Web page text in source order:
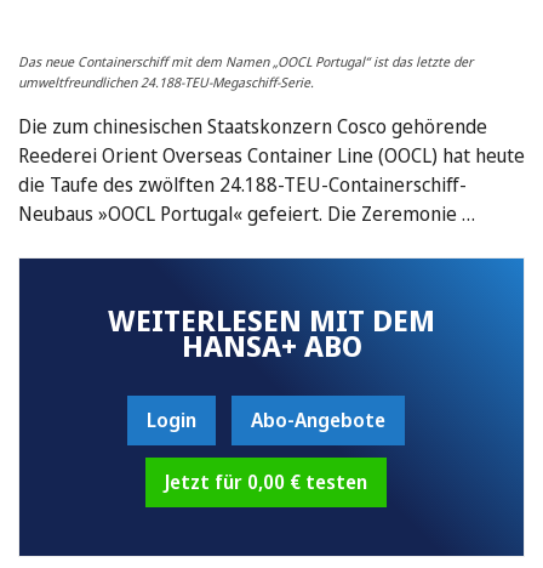
Das neue Containerschiff mit dem Namen „OOCL Portugal“ ist das letzte der
umweltfreundlichen 24.188-TEU-Megaschiff-Serie.
Die zum chinesischen Staatskonzern Cosco gehörende
Reederei Orient Overseas Container Line (OOCL) hat heute
die Taufe des zwölften 24.188-TEU-Containerschiff-
Neubaus »OOCL Portugal« gefeiert. Die Zeremonie …
WEITERLESEN MIT DEM
HANSA+ ABO
Login Abo-Angebote
Jetzt für 0,00 € testen